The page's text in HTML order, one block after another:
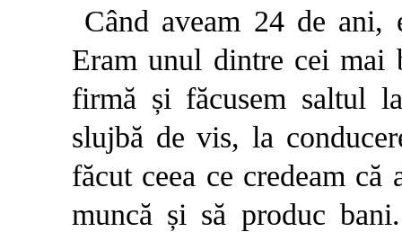
Când aveam 24 de ani,
Eram unul dintre cei mai
firmă și făcusem saltul
slujbă de vis, la
făcut ceea ce credeam
muncă și să produc